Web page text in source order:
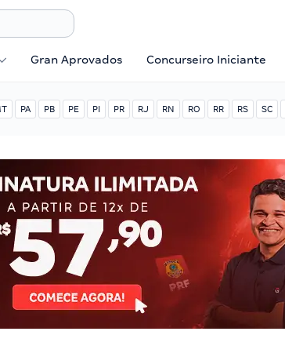
Gran Aprovados Concurseiro Iniciante
PA PB PE PI PR RJ RN RO RR RS SC